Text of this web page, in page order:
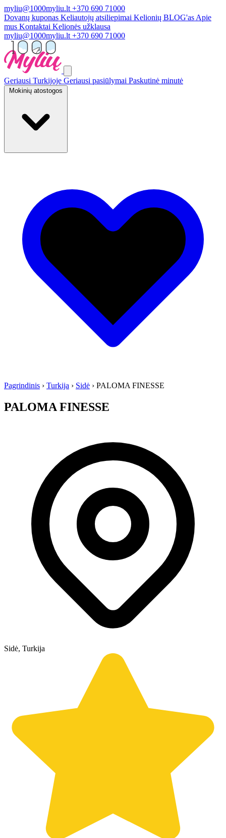
myliu@1000myliu.lt +370 690 71000
Dovanų kuponas Keliautojų atsiliepimai Kelionių BLOG'as Apie
mus Kontaktai Kelionės užklausa
myliu@1000myliu.lt +370 690 71000
Geriausi Turkijoje Geriausi pasiūlymai Paskutinė minutė
Mokinių atostogos
Pagrindinis › Turkija › Sidė › PALOMA FINESSE
PALOMA FINESSE
Sidė, Turkija